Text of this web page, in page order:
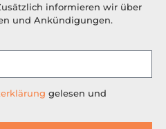
informieren wir über
und Ankündigungen.
gelesen und